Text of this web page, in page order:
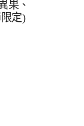
果、
定)